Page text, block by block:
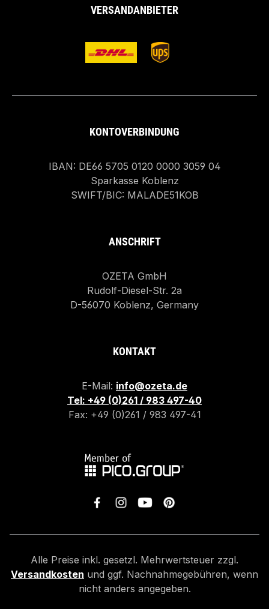
VERSANDANBIETER
KONTOVERBINDUNG
IBAN: DE66 5705 0120 0000 3059 04
Sparkasse Koblenz
SWIFT/BIC: MALADE51KOB
ANSCHRIFT
OZETA GmbH
Rudolf-Diesel-Str. 2a
D-56070 Koblenz, Germany
KONTAKT
E-Mail: info@ozeta.de
Tel: +49 (0)261 / 983 497-40
Fax: +49 (0)261 / 983 497-41
Alle Preise inkl. gesetzl. Mehrwertsteuer zzgl.
Versandkosten und ggf. Nachnahmegebühren, wenn
nicht anders angegeben.